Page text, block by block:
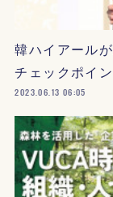
韓ハイアール
チェックポイン
2023.06.13 06:05